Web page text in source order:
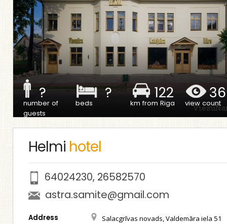
?
number of
guests
?
beds
122
km from Riga view count
Helmi hotel
64024230, 26582570
astra.samite@gmail.com
Address Salacgrīvas novads, Valdemāra iela 51